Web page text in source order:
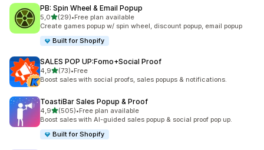
PB: Spin Wheel & Email Popup
5,0av 5 stjerner
(29)
Totalt 29 omtaler
•Free plan available
Create games popup w/ spin wheel, discount popup, email popup
Built for Shopify
SALES POP UP:Fomo+Social Proof
4,9av 5 stjerner
(73)
Totalt 73 omtaler
•Free
Boost sales with social proofs, sales popups & notifications.
ToastiBar Sales Popup & Proof
4,9av 5 stjerner
(505)
Totalt 505 omtaler
•Free plan available
Boost sales with AI-guided sales popup & social proof pop up.
Built for Shopify